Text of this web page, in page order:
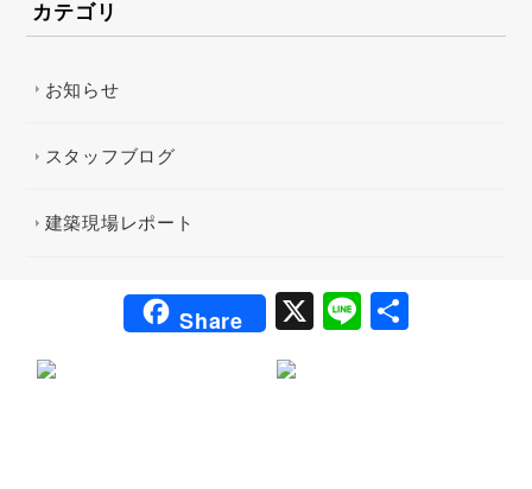
カテゴリ
お知らせ
スタッフブログ
建築現場レポート
Share X
Li